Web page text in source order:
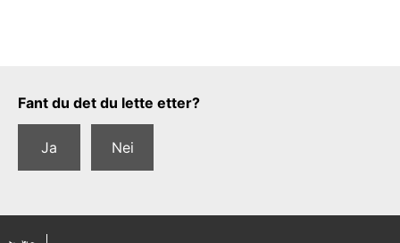
Tilbakemeldingsskjema
Fant du det du lette etter?
Ja Nei